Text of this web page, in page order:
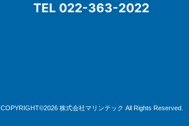
TEL 022-363-2022
COPYRIGHT©2026 株式会社マリンテック All Rights Reserved.